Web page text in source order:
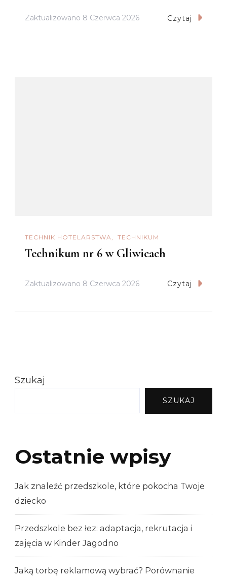
Zaktualizowano 8 Czerwca 2026 Czytaj
TECHNIK HOTELARSTWA TECHNIKUM
Technikum nr 6 w Gliwicach
Zaktualizowano 8 Czerwca 2026 Czytaj
Szukaj
SZUKAJ
Ostatnie wpisy
Jak znaleźć przedszkole, które pokocha Twoje
dziecko
Przedszkole bez łez: adaptacja, rekrutacja i
zajęcia w Kinder Jagodno
Jaką torbę reklamową wybrać? Porównanie